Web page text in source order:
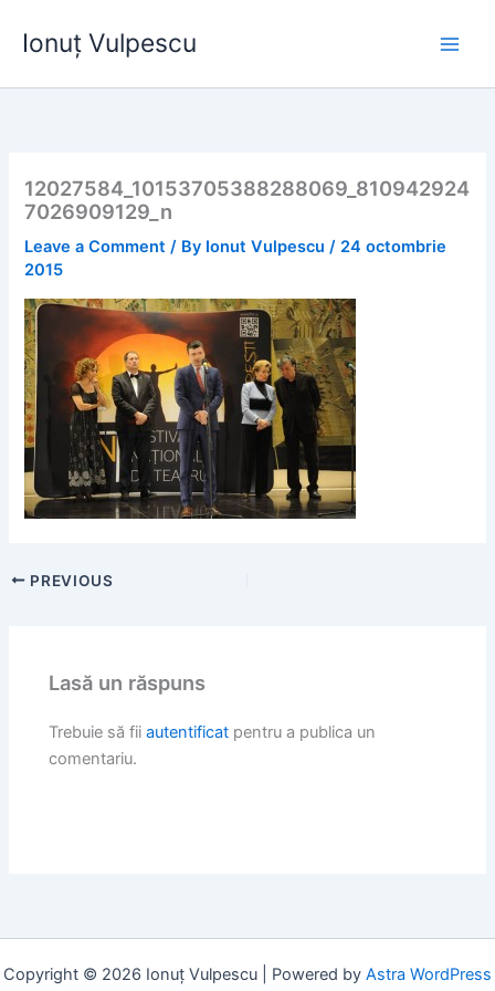
Ionuț Vulpescu
12027584_10153705388288069_810942924
7026909129_n
Leave a Comment / By Ionut Vulpescu/ 24 octombrie
2015
PREVIOUS
Lasă un răspuns
Trebuie să fiiautentificat pentru a publica un
comentariu.
Copyright © 2026 Ionuț Vulpescu | Powered by Astra WordPress